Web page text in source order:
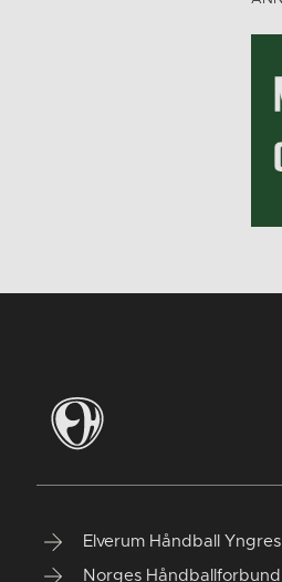
Elverum Håndball Yngres
Norges Håndballforbund